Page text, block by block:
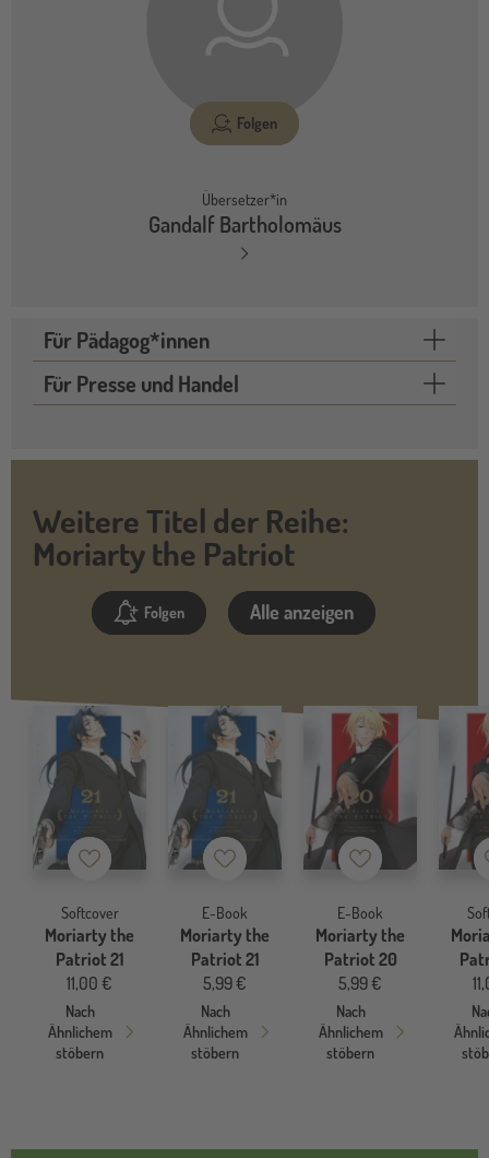
Folgen
Übersetzer*in
Gandalf Bartholomäus
Für Pädagog*innen
Für Presse und Handel
Weitere Titel der Reihe:
Moriarty the Patriot
Folgen Alle anzeigen
Merkzettel
Softcover
Moriarty the
Patriot 21
11,00 €
Nach
Ähnlichem
stöbern
Merkzettel
E-Book
Moriarty the
Patriot 21
5,99 €
Nach
Ähnlichem
stöbern
Merkzettel
E-Book
Moriarty the
Patriot 20
5,99 €
Nach
Ähnlichem
stöbern